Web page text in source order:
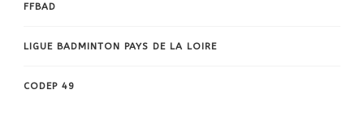
FFBAD
LIGUE BADMINTON PAYS DE LA LOIRE
CODEP 49